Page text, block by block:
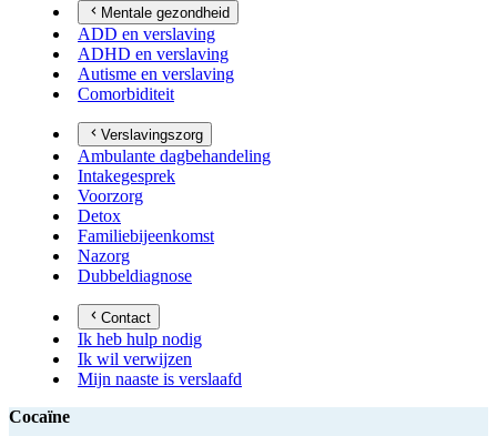
Mentale gezondheid
ADD en verslaving
ADHD en verslaving
Autisme en verslaving
Comorbiditeit
Verslavingszorg
Ambulante dagbehandeling
Intakegesprek
Voorzorg
Detox
Familiebijeenkomst
Nazorg
Dubbeldiagnose
Contact
Ik heb hulp nodig
Ik wil verwijzen
Mijn naaste is verslaafd
Cocaïne